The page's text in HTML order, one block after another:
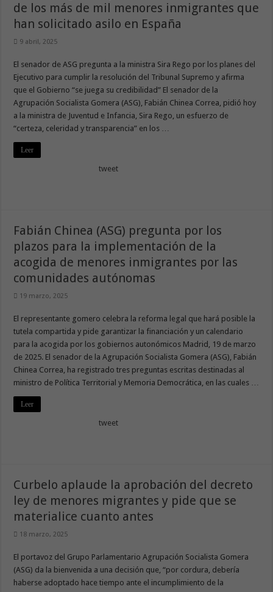
de los más de mil menores inmigrantes que
han solicitado asilo en España
9 abril, 2025
El senador de ASG pregunta a la ministra Sira Rego por los planes del
Ejecutivo para cumplir la resolución del Tribunal Supremo y afirma
que el Gobierno “se juega su credibilidad” El senador de la
Agrupación Socialista Gomera (ASG), Fabián Chinea Correa, pidió hoy
a la ministra de Juventud e Infancia, Sira Rego, un esfuerzo de
“certeza, celeridad y transparencia” en los …
Leer
tweet
Fabián Chinea (ASG) pregunta por los
plazos para la implementación de la
acogida de menores inmigrantes por las
comunidades autónomas
19 marzo, 2025
El representante gomero celebra la reforma legal que hará posible la
tutela compartida y pide garantizar la financiación y un calendario
para la acogida por los gobiernos autonómicos Madrid, 19 de marzo
de 2025. El senador de la Agrupación Socialista Gomera (ASG), Fabián
Chinea Correa, ha registrado tres preguntas escritas destinadas al
ministro de Política Territorial y Memoria Democrática, en las cuales …
Leer
tweet
Curbelo aplaude la aprobación del decreto
ley de menores migrantes y pide que se
materialice cuanto antes
18 marzo, 2025
El portavoz del Grupo Parlamentario Agrupación Socialista Gomera
(ASG) da la bienvenida a una decisión que, “por cordura, debería
haberse adoptado hace tiempo ante el incumplimiento de la